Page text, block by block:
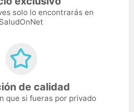
solo lo encontrarás en
SaludOnNet
de calidad
que si fueras por privado